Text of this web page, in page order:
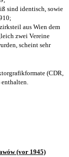
sind identisch, sowie
;
aus Wien dem
zwei Vereine
scheint sehr
(CDR,
(vor 1945)